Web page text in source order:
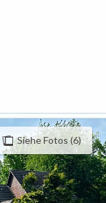
Siehe Fotos (6)